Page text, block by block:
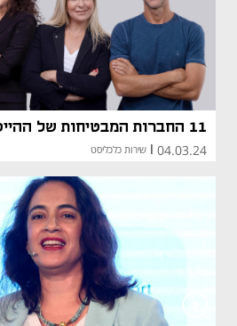
11 החברות המבטיחות של ההייטק הישראלי
04.03.24 שירות כלכליסט